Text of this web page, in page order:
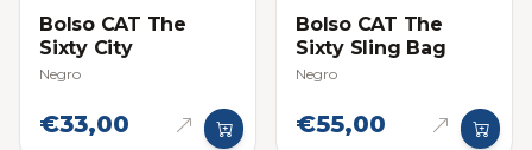
Bolso CAT The
Sixty City
Negro
€33,00
Bolso CAT The
Sixty Sling Bag
Negro
€55,00